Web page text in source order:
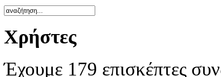
Χρήστες
Έχουμε 179 επισκέπτες